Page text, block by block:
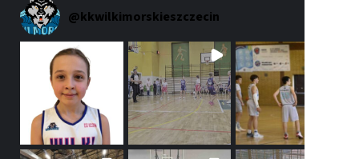
@kkwilkimorskieszczecin